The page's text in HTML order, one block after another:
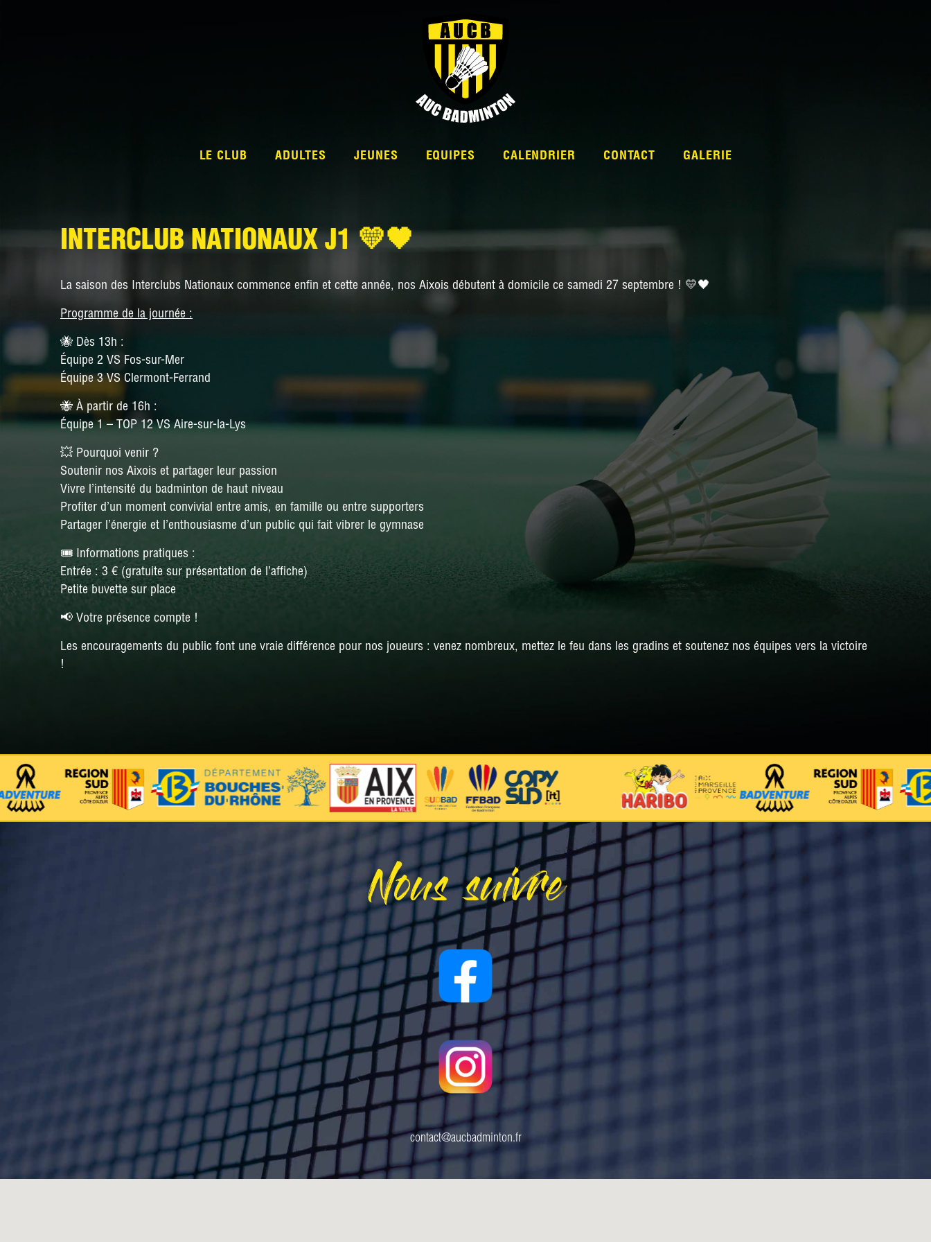
LE CLUB ADULTES JEUNES EQUIPES
DÉPARTEMENTALE 5
DÉPARTEMENTALE 6
CALENDRIER CONTACT GALERIE
INTERCLUB NATIONAUX J1 💛🖤
La saison des Interclubs Nationaux commence enfin et cette année, nos Aixois débutent à domicile ce samedi 27 septembre ! 💛🖤
Programme de la journée :
🐝 Dès 13h :
Équipe 2 VS Fos-sur-Mer
Équipe 3 VS Clermont-Ferrand
🐝 À partir de 16h :
Équipe 1 – TOP 12 VS Aire-sur-la-Lys
💥 Pourquoi venir ?
Soutenir nos Aixois et partager leur passion
Vivre l’intensité du badminton de haut niveau
Profiter d’un moment convivial entre amis, en famille ou entre supporters
Partager l’énergie et l’enthousiasme d’un public qui fait vibrer le gymnase
🎟️ Informations pratiques :
Entrée : 3 € (gratuite sur présentation de l’affiche)
Petite buvette sur place
📢 Votre présence compte !
Les encouragements du public font une vraie différence pour nos joueurs : venez nombreux, mettez le feu dans les gradins et soutenez nos équipes vers la victoire
!
Nous suivre
contact@aucbadminton.fr